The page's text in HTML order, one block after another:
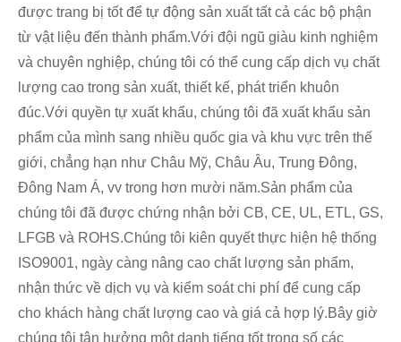
được trang bị tốt để tự động sản xuất tất cả các bộ phận
từ vật liệu đến thành phẩm.Với đội ngũ giàu kinh nghiệm
và chuyên nghiệp, chúng tôi có thể cung cấp dịch vụ chất
lượng cao trong sản xuất, thiết kế, phát triển khuôn
đúc.Với quyền tự xuất khẩu, chúng tôi đã xuất khẩu sản
phẩm của mình sang nhiều quốc gia và khu vực trên thế
giới, chẳng hạn như Châu Mỹ, Châu Âu, Trung Đông,
Đông Nam Á, vv trong hơn mười năm.Sản phẩm của
chúng tôi đã được chứng nhận bởi CB, CE, UL, ETL, GS,
LFGB và ROHS.Chúng tôi kiên quyết thực hiện hệ thống
ISO9001, ngày càng nâng cao chất lượng sản phẩm,
nhận thức về dịch vụ và kiểm soát chi phí để cung cấp
cho khách hàng chất lượng cao và giá cả hợp lý.Bây giờ
chúng tôi tận hưởng một danh tiếng tốt trong số các